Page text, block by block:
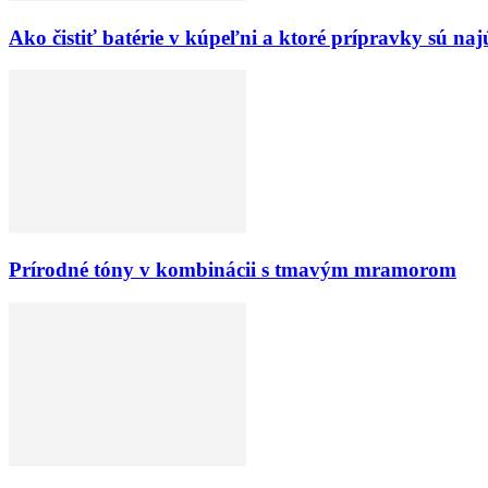
Ako čistiť batérie v kúpeľni a ktoré prípravky sú
Prírodné tóny v kombinácii s tmavým mramorom